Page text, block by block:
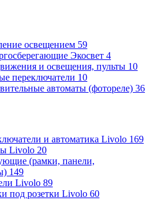
освещением 59
Экосвет 4
и освещения, пульты 10
переключатели 10
автоматы (фотореле) 36
и автоматика Livolo 169
Livolo 20
(рамки, панели,
149
Livolo 89
под розетки Livolo 60